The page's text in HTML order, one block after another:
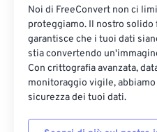
Noi di FreeConvert non ci
proteggiamo. Il nostro
garantisce che i tuoi dati
stia convertendo
Con crittografia avanzata,
monitoraggio vigile,
sicurezza dei tuoi dati.